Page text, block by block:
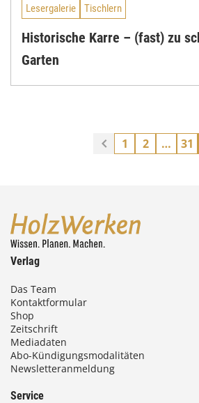
Lesergalerie Tischlern
Historische Karre – (fast) zu
Garten
1 2 … 31
Verlag
Das Team
Kontaktformular
Shop
Zeitschrift
Mediadaten
Abo-Kündigungsmodalitäten
Newsletteranmeldung
Service